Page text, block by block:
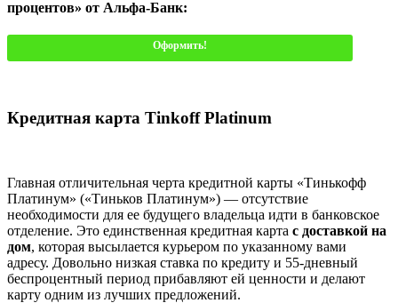
процентов» от Альфа-Банк:
Оформить!
Кредитная карта Tinkoff Platinum
Главная отличительная черта кредитной карты «Тинькофф
Платинум» («Тиньков Платинум») — отсутствие
необходимости для ее будущего владельца идти в банковское
отделение. Это единственная кредитная карта с доставкой на
дом, которая высылается курьером по указанному вами
адресу. Довольно низкая ставка по кредиту и 55-дневный
беспроцентный период прибавляют ей ценности и делают
карту одним из лучших предложений.